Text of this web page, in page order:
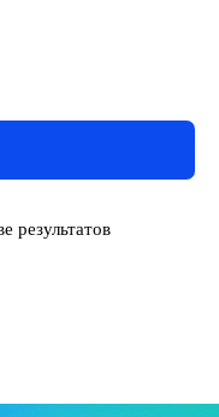
результатов